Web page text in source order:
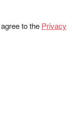
to the Privacy